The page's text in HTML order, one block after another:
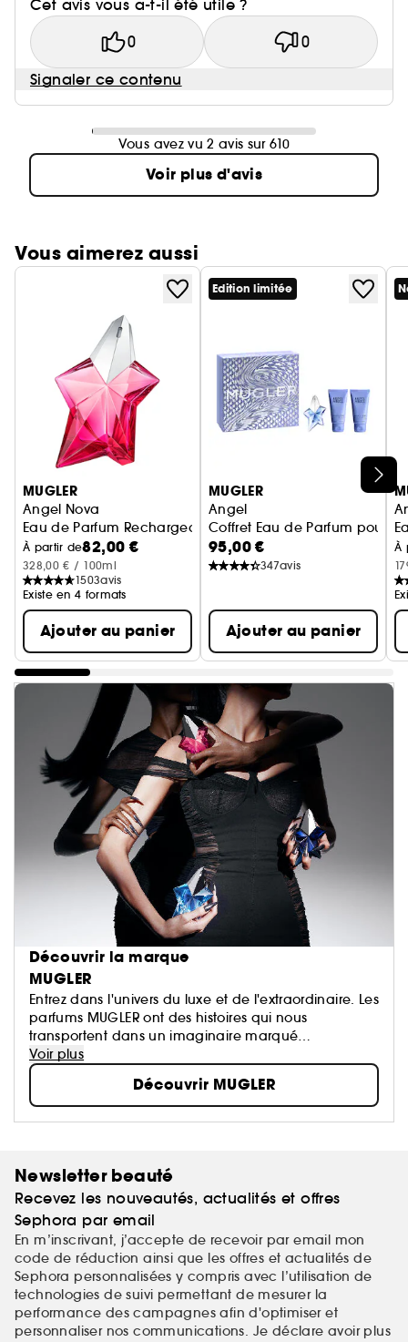
Cet avis vous a-t-il été utile ?
0 0
Signaler ce contenu
Vous avez vu 2 avis sur 610
Voir plus d'avis
Vous aimerez aussi
Ignorer le carrousel produits
MUGLER
Angel Nova
Eau de Parfum Rechargeable Pour Elle Fruitée Florale
À partir de82,00 €
328,00 € / 100ml
1503avis
Existe en 4 formats
Ajouter au panier
Edition limitée
MUGLER
Angel
Coffret Eau de Parfum pour
95,00 €
347avis
Ajouter au panier
À
Découvrir la marque
MUGLER
Entrez dans l'univers du luxe et de l'extraordinaire. Les
parfums MUGLER ont des histoires qui nous
transportent dans un imaginaire marqué
d'exception, d'innovation, de paradoxes et
d'émotions...
Voir plus
Découvrir MUGLER
Newsletter beauté
Recevez les nouveautés, actualités et offres
Sephora par email
En m’inscrivant, j’accepte de recevoir par email mon
code de réduction ainsi que les offres et actualités de
Sephora personnalisées y compris avec l’utilisation de
technologies de suivi permettant de mesurer la
performance des campagnes afin d'optimiser et
personnaliser nos communications. Je déclare avoir plus